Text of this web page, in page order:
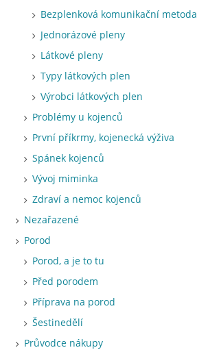
Bezplenková komunikační metoda
Jednorázové pleny
Látkové pleny
Typy látkových plen
Výrobci látkových plen
Problémy u kojenců
První příkrmy, kojenecká výživa
Spánek kojenců
Vývoj miminka
Zdraví a nemoc kojenců
Nezařazené
Porod
Porod, a je to tu
Před porodem
Příprava na porod
Šestinedělí
Průvodce nákupy